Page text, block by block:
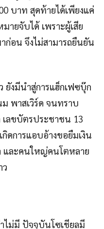
บาท สุดท้ายได้เพียงแค่
ายจับได้ เพราะผู้เสีย
ก่อน จึงไม่สามารถยืนยัน
ยังมีนำสู่การแฮ็กเฟซบุ๊ก
ม พาสเวิร์ด จนทราบ
ลขบัตรประชาชน 13
ดการแอบอ้างขอยืมเงิน
และคนใหญ่คนโตหลาย
ไม่มี ปัจจุบันโซเชียลมี